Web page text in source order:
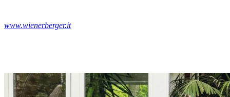
www.wienerberger.it